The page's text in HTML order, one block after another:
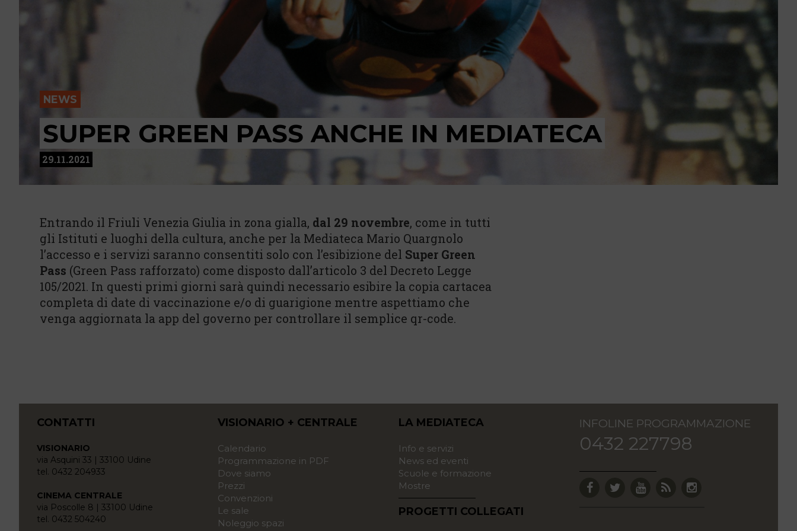
NEWS
SUPER GREEN PASS ANCHE IN MEDIATECA
29.11.2021
Entrando il Friuli Venezia Giulia in zona gialla, dal 29 novembre, come in tutti
gli Istituti e luoghi della cultura, anche per la Mediateca Mario Quargnolo
l’accesso e i servizi saranno consentiti solo con l’esibizione del Super Green
Pass (Green Pass rafforzato) come disposto dall’articolo 3 del Decreto Legge
105/2021. In questi primi giorni sarà quindi necessario esibire la copia cartacea
completa di date di vaccinazione e/o di guarigione mentre aspettiamo che
venga aggiornata la app del governo per controllare il semplice qr-code.
CONTATTI
VISIONARIO
via Asquini 33 | 33100 Udine
tel. 0432 204933
CINEMA CENTRALE
via Poscolle 8 | 33100 Udine
tel. 0432 504240
VISIONARIO + CENTRALE
Calendario
Programmazione in PDF
Dove siamo
Prezzi
Convenzioni
Le sale
Noleggio spazi
LA MEDIATECA
Info e servizi
News ed eventi
Scuole e formazione
Mostre
PROGETTI COLLEGATI
INFOLINE PROGRAMMAZIONE
0432 227798